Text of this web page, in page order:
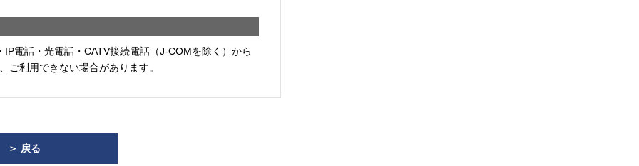
電話・光電話・CATV接続電話（J-COMを除く）から
ご利用できない場合があります。
＞ 戻る